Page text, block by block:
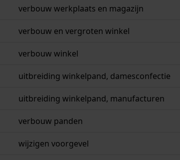
verbouw werkplaats en magazijn
verbouw en vergroten winkel
verbouw winkel
uitbreiding winkelpand, damesconfectie
uitbreiding winkelpand, manufacturen
verbouw panden
wijzigen voorgevel